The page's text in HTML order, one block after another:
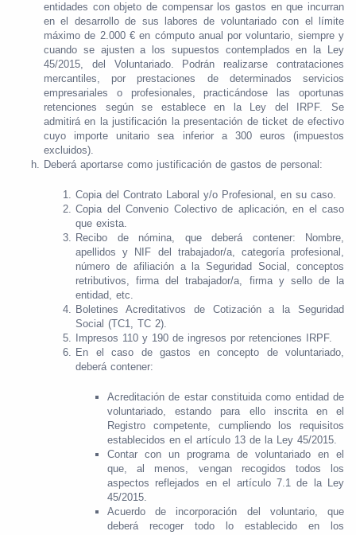
entidades con objeto de compensar los gastos en que incurran
en el desarrollo de sus labores de voluntariado con el límite
máximo de 2.000 € en cómputo anual por voluntario, siempre y
cuando se ajusten a los supuestos contemplados en la Ley
45/2015, del Voluntariado. Podrán realizarse contrataciones
mercantiles, por prestaciones de determinados servicios
empresariales o profesionales, practicándose las oportunas
retenciones según se establece en la Ley del IRPF. Se
admitirá en la justificación la presentación de ticket de efectivo
cuyo importe unitario sea inferior a 300 euros (impuestos
excluidos).
Deberá aportarse como justificación de gastos de personal:
Copia del Contrato Laboral y/o Profesional, en su caso.
Copia del Convenio Colectivo de aplicación, en el caso
que exista.
Recibo de nómina, que deberá contener: Nombre,
apellidos y NIF del trabajador/a, categoría profesional,
número de afiliación a la Seguridad Social, conceptos
retributivos, firma del trabajador/a, firma y sello de la
entidad, etc.
Boletines Acreditativos de Cotización a la Seguridad
Social (TC1, TC 2).
Impresos 110 y 190 de ingresos por retenciones IRPF.
En el caso de gastos en concepto de voluntariado,
deberá contener:
Acreditación de estar constituida como entidad de
voluntariado, estando para ello inscrita en el
Registro competente, cumpliendo los requisitos
establecidos en el artículo 13 de la Ley 45/2015.
Contar con un programa de voluntariado en el
que, al menos, vengan recogidos todos los
aspectos reflejados en el artículo 7.1 de la Ley
45/2015.
Acuerdo de incorporación del voluntario, que
deberá recoger todo lo establecido en los